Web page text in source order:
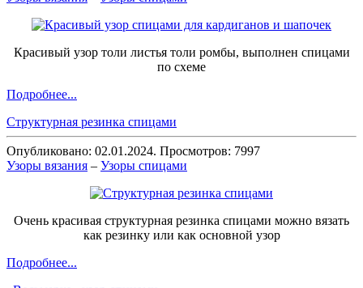
Красивый узор толи листья толи ромбы, выполнен спицами
по схеме
Подробнее...
Структурная резинка спицами
Опубликовано: 02.01.2024. Просмотров: 7997
Узоры вязания – Узоры спицами
Очень красивая структурная резинка спицами можно вязать
как резинку или как основной узор
Подробнее...